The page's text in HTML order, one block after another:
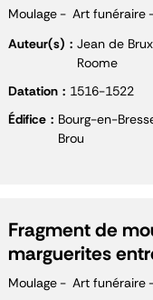
Moulage Art funéraire
Auteur(s)
Jean de
Roome
Datation
1516-1522
Édifice
Bourg-en-
Brou
Fragment de
marguerites
Moulage Art funéraire